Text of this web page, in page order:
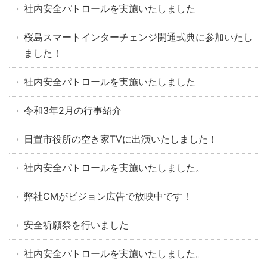
社内安全パトロールを実施いたしました
桜島スマートインターチェンジ開通式典に参加いたし
ました！
社内安全パトロールを実施いたしました
令和3年2月の行事紹介
日置市役所の空き家TVに出演いたしました！
社内安全パトロールを実施いたしました。
弊社CMがビジョン広告で放映中です！
安全祈願祭を行いました
社内安全パトロールを実施いたしました。